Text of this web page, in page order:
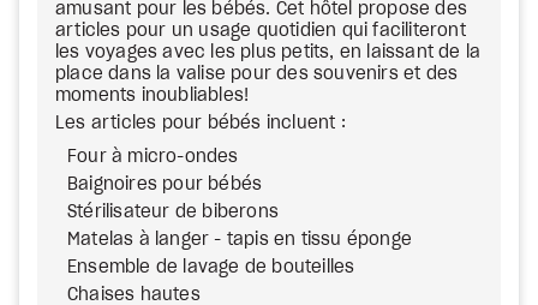
amusant pour les bébés. Cet hôtel propose des
articles pour un usage quotidien qui faciliteront
les voyages avec les plus petits, en laissant de la
place dans la valise pour des souvenirs et des
moments inoubliables!
Les articles pour bébés incluent :
Four à micro-ondes
Baignoires pour bébés
Stérilisateur de biberons
Matelas à langer - tapis en tissu éponge
Ensemble de lavage de bouteilles
Chaises hautes